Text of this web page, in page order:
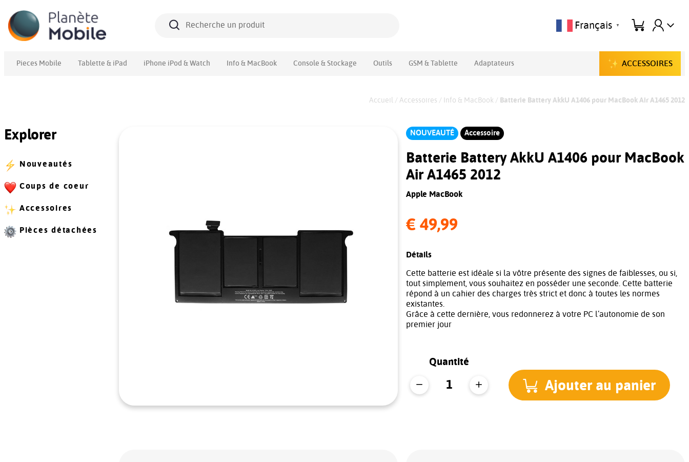
Pieces Mobile Tablette & iPad iPhone iPod & Watch Info & MacBook Console & Stockage Outils GSM & Tablette Adaptateurs ACCESSOIRES
Français ▼
Accueil / Accessoires / Info & MacBook / Batterie Battery AkkU A1406 pour MacBook Air A1465 2012
Explorer
Nouveautés
Coups de coeur
Accessoires
Pièces détachées
NOUVEAUTÉ Accessoire
Batterie Battery AkkU A1406 pour MacBook
Air A1465 2012
Apple MacBook
€ 49,99
Détails
Cette batterie est idéale si la vôtre présente des signes de faiblesses, ou si,
tout simplement, vous souhaitez en posséder une seconde. Cette batterie
répond à un cahier des charges très strict et donc à toutes les normes
existantes.
Grâce à cette dernière, vous redonnerez à votre PC l’autonomie de son
premier jour
Quantité
Ajouter au panier